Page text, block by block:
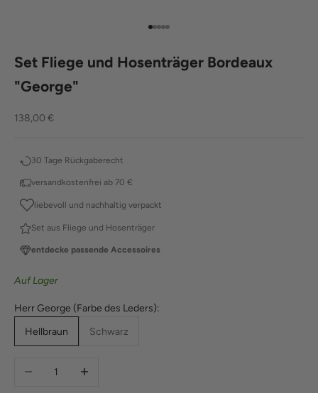
Gehe zu Element 1
Gehe zu Element 2
Gehe zu Element 3
Gehe zu Element 4
Gehe zu Element 5
Set Fliege und Hosenträger Bordeaux
"George"
Angebot
138,00 €
30 Tage Rückgaberecht
versandkostenfrei ab 70 €
liebevoll und nachhaltig verpackt
Set aus Fliege und Hosenträger
entdecke passende Accessoires
Auf Lager
Herr George (Farbe des Leders):
Hellbraun
Schwarz
Anzahl verringernAnzahl erhöhen